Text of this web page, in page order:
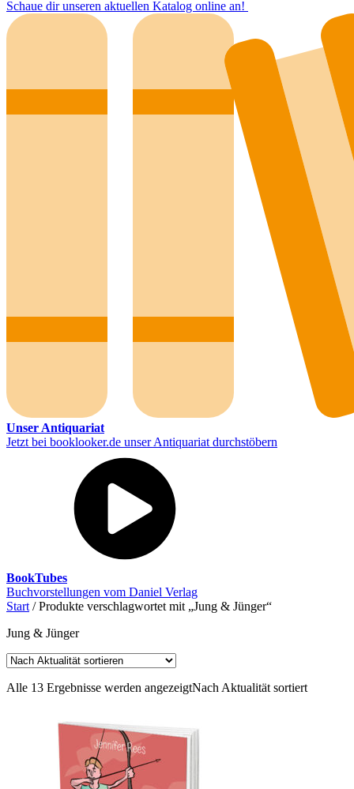
Schaue dir unseren aktuellen Katalog online an!
Unser Antiquariat
Jetzt bei booklooker.de unser Antiquariat durchstöbern
BookTubes
Buchvorstellungen vom Daniel Verlag
Start / Produkte verschlagwortet mit „Jung & Jünger“
Jung & Jünger
Alle 13 Ergebnisse werden angezeigtNach Aktualität sortiert